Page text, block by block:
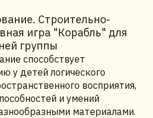
Строительно-
игра "Корабль" для
группы
способствует
у детей логического
восприятия,
и умений
материалами.